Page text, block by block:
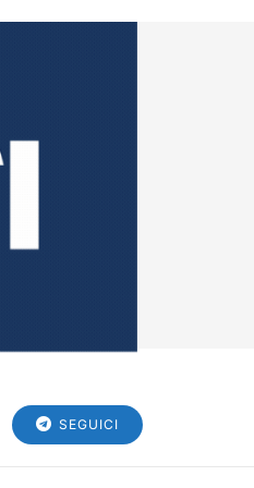
SEGUICI